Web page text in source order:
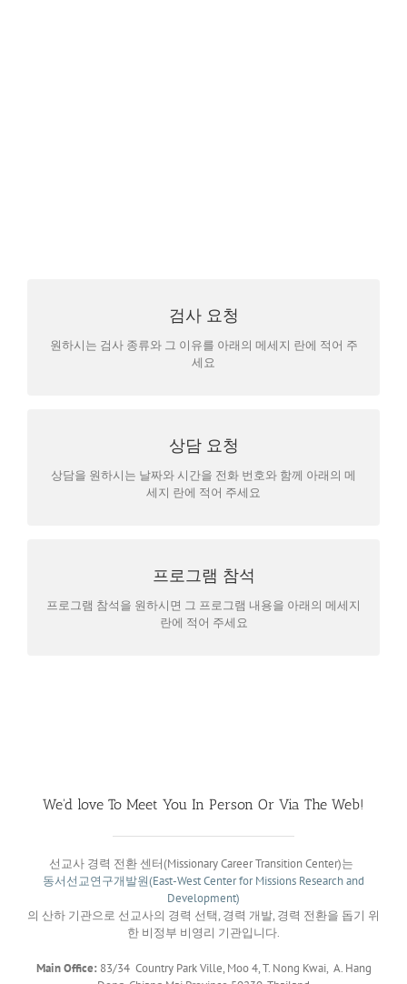
검사 요청
원하시는 검사 종류와 그 이유를 아래의 메세지 란에 적어 주
세요
검사 비용
검사는 종류에 따라 비용이 달라집니다
상담 요청
상담을 원하시는 날짜와 시간을 전화 번호와 함께 아래의 메
세지 란에 적어 주세요
상담 시간과 횟수
상담 시간과 만나는 횟수는 경우에따라 다양하며 상담 내용의
비밀은 보장됩니다
프로그램 참석
프로그램 참석을 원하시면 그 프로그램 내용을 아래의 메세지
란에 적어 주세요
프로그램 제한
프로그램은 참석 인원 제한이 있습니다
We'd love To Meet You In Person Or Via The Web!
선교사 경력 전환 센터(Missionary Career Transition Center)는
동서선교연구개발원(East-West Center for Missions Research and
Development)
의 산하 기관으로 선교사의 경력 선택, 경력 개발, 경력 전환을 돕기 위
한 비정부 비영리 기관입니다.
Main Office: 83/34 Country Park Ville, Moo 4, T. Nong Kwai, A. Hang